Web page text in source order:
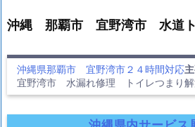
沖縄 那覇市 宜野湾市 水道ト
沖縄県那覇市 宜野湾市２４時間対応
宜野湾市 水漏れ修理 トイレつまり